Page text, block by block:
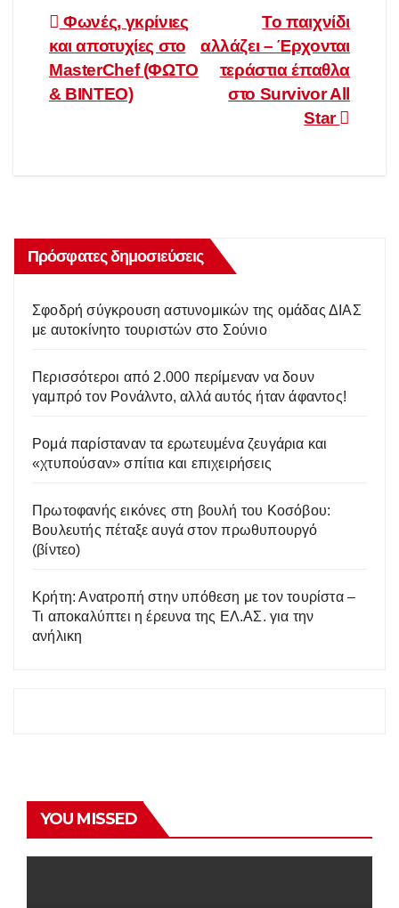
Πλοήγηση
άρθρων
Το παιχνίδι
αλλάζει – Έρχονται
τεράστια έπαθλα
στο Survivor All
Star
Φωνές, γκρίνιες
και αποτυχίες στο
MasterChef (ΦΩΤΟ
& ΒΙΝΤΕΟ)
Πρόσφατες δημοσιεύσεις
Σφοδρή σύγκρουση αστυνομικών της ομάδας ΔΙΑΣ
με αυτοκίνητο τουριστών στο Σούνιο
Περισσότεροι από 2.000 περίμεναν να δουν
γαμπρό τον Ρονάλντο, αλλά αυτός ήταν άφαντος!
Ρομά παρίσταναν τα ερωτευμένα ζευγάρια και
«χτυπούσαν» σπίτια και επιχειρήσεις
Πρωτοφανής εικόνες στη βουλή του Κοσόβου:
Βουλευτής πέταξε αυγά στον πρωθυπουργό
(βίντεο)
Κρήτη: Ανατροπή στην υπόθεση με τον τουρίστα –
Τι αποκαλύπτει η έρευνα της ΕΛ.ΑΣ. για την
ανήλικη
YOU MISSED